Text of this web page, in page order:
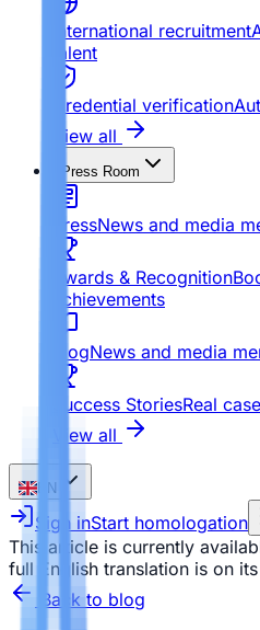
International recruitment
talent
Credential verification
View all
Press Room
PressNews and media
Awards & Recognition
achievements
BlogNews and media
Success StoriesReal
View all
EN
Sign inStart homologation
This article is currently
full English translation is on
Back to blog